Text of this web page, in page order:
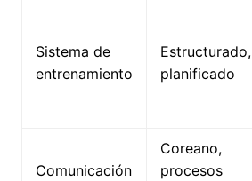
Sistema de
entrenamiento
Estructurado,
planificado
Comunicación
Coreano,
procesos